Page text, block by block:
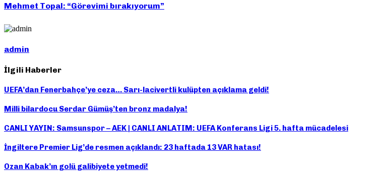
Mehmet Topal: “Görevimi bırakıyorum”
admin
İlgili Haberler
UEFA’dan Fenerbahçe’ye ceza… Sarı-lacivertli kulüpten açıklama geldi!
Milli bilardocu Serdar Gümüş’ten bronz madalya!
CANLI YAYIN: Samsunspor – AEK | CANLI ANLATIM: UEFA Konferans Ligi 5. hafta mücadelesi
İngiltere Premier Lig’de resmen açıklandı: 23 haftada 13 VAR hatası!
Ozan Kabak’ın golü galibiyete yetmedi!